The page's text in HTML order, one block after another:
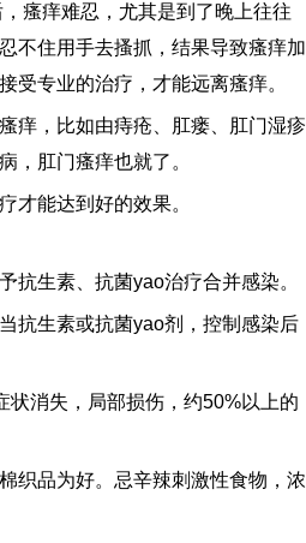
瘙痒难忍，尤其是到了晚上往往
不住用手去搔抓，结果导致瘙痒加
受专业的治疗，才能远离瘙痒。
痒，比如由痔疮、肛瘘、肛门湿疹
，肛门瘙痒也就了。
才能达到好的效果。
抗生素、抗菌yao治疗合并感染。
当抗生素或抗菌yao剂，控制感染后
消失，局部损伤，约50%以上的
织品为好。忌辛辣刺激性食物，浓